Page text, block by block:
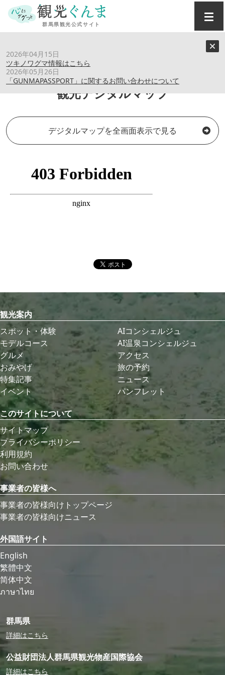
2026年04月15日
ツキノワグマ情報はこちら
2026年05月26日
「GUNMAPASSPORT」に関するお問い合わせについて
観光デジタルマップ
デジタルマップを全画面表示で見る
観光案内
スポット・体験
モデルコース
グルメ
おみやげ
特集記事
イベント
AIコンシェルジュ
AI温泉コンシェルジュ
アクセス
旅の予約
ニュース
パンフレット
このサイトについて
サイトマップ
プライバシーポリシー
利用規約
お問い合わせ
事業者の皆様へ
事業者の皆様向けトップページ
事業者の皆様向けニュース
外国語サイト
English
繁體中文
简体中文
ภาษาไทย
群馬県
詳細はこちら
公益財団法人群馬県観光物産国際協会
詳細はこちら